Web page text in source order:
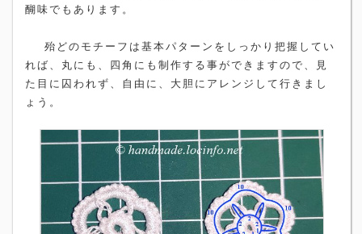
醐味でもあります。
殆どのモチーフは基本パターンをしっかり把握してい
れば、丸にも、四角にも制作する事ができますので、見
た目に囚われず、自由に、大胆にアレンジして行きまし
ょう。